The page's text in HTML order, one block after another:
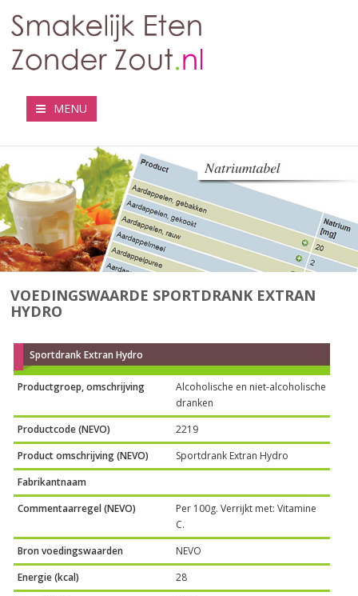
MENU
VOEDINGSWAARDE SPORTDRANK EXTRAN
HYDRO
Sportdrank Extran Hydro
Productgroep, omschrijving
Alcoholische en niet-alcoholische
dranken
Productcode (NEVO)
2219
Product omschrijving (NEVO)
Sportdrank Extran Hydro
Fabrikantnaam
Commentaarregel (NEVO)
Per 100g. Verrijkt met: Vitamine
C.
Bron voedingswaarden
NEVO
Energie (kcal)
28